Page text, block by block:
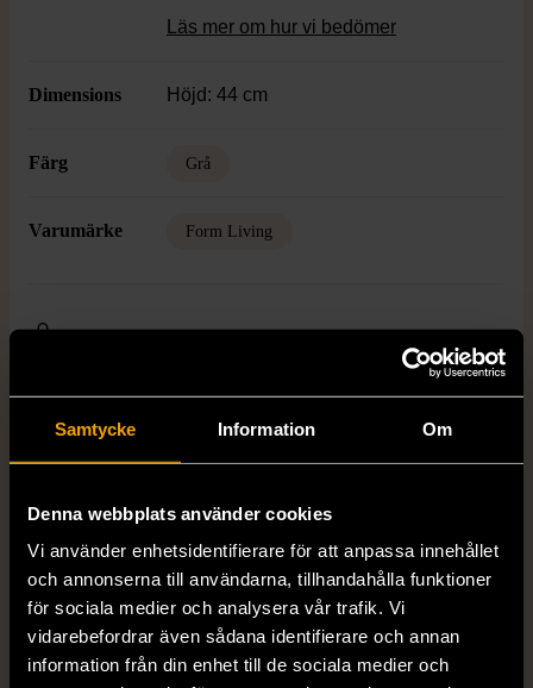
Samtycke Information Om
Denna webbplats använder cookies
Vi använder enhetsidentifierare för att anpassa innehållet
och annonserna till användarna, tillhandahålla funktioner
för sociala medier och analysera vår trafik. Vi
vidarebefordrar även sådana identifierare och annan
information från din enhet till de sociala medier och
Läs mer om hur vi bedömer
Dimensions Höjd: 44 cm
Färg Grå
Varumärke Form Living
Produkten är unik och finns enbart som 1 st i lager.
14 dagars ångerrät.
FRÅN SAMMA VARUMÄRKE
Hitta produkter från samma varumärke